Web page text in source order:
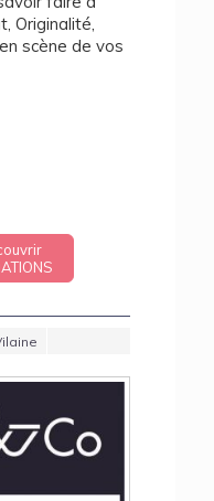
Originalité,
scène de vos